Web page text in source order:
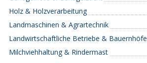
Holz & Holzverarbeitung
Landmaschinen & Agrartechnik
Landwirtschaftliche Betriebe & Bauernhöfe
Milchviehhaltung & Rindermast